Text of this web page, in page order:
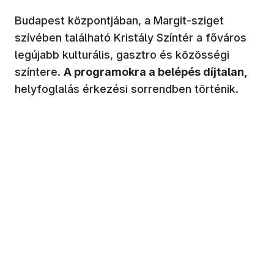
Budapest központjában, a Margit-sziget
szívében található Kristály Színtér a főváros
legújabb kulturális, gasztro és közösségi
színtere. A programokra a belépés díjtalan,
helyfoglalás érkezési sorrendben történik.